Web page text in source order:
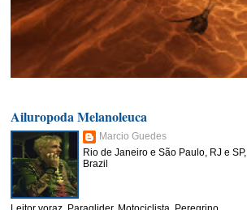
Ailuropoda Melanoleuca
Marcio Guedes
Rio de Janeiro e São Paulo, RJ e SP,
Brazil